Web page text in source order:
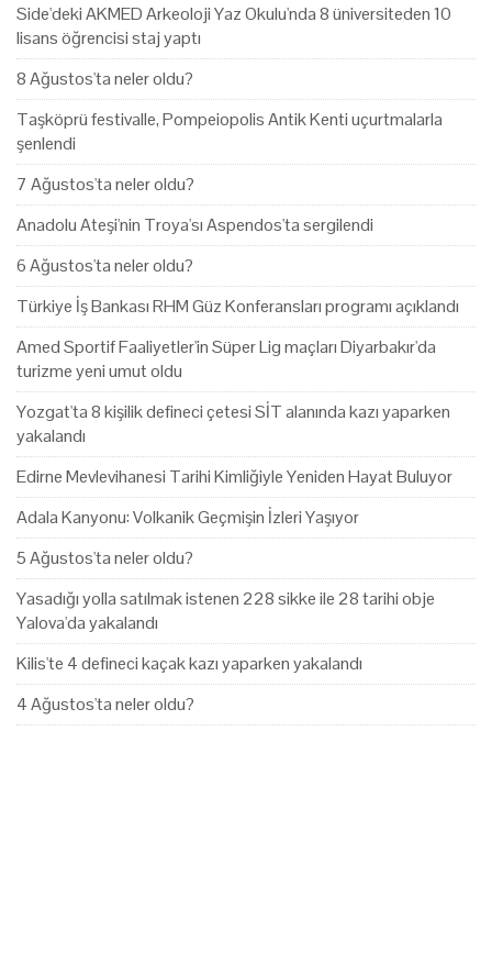
Side'deki AKMED Arkeoloji Yaz Okulu'nda 8 üniversiteden 10
lisans öğrencisi staj yaptı
8 Ağustos'ta neler oldu?
Taşköprü festivalle, Pompeiopolis Antik Kenti uçurtmalarla
şenlendi
7 Ağustos'ta neler oldu?
Anadolu Ateşi'nin Troya'sı Aspendos'ta sergilendi
6 Ağustos'ta neler oldu?
Türkiye İş Bankası RHM Güz Konferansları programı açıklandı
Amed Sportif Faaliyetler'in Süper Lig maçları Diyarbakır'da
turizme yeni umut oldu
Yozgat'ta 8 kişilik defineci çetesi SİT alanında kazı yaparken
yakalandı
Edirne Mevlevihanesi Tarihi Kimliğiyle Yeniden Hayat Buluyor
Adala Kanyonu: Volkanik Geçmişin İzleri Yaşıyor
5 Ağustos'ta neler oldu?
Yasadığı yolla satılmak istenen 228 sikke ile 28 tarihi obje
Yalova'da yakalandı
Kilis'te 4 defineci kaçak kazı yaparken yakalandı
4 Ağustos'ta neler oldu?